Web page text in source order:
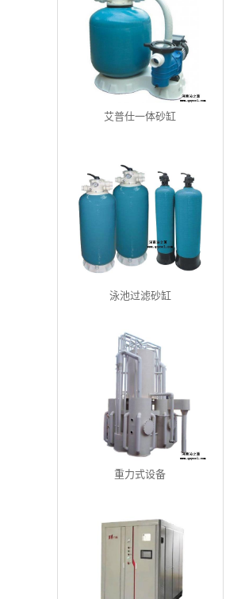
艾普仕一体砂缸
泳池过滤砂缸
重力式设备